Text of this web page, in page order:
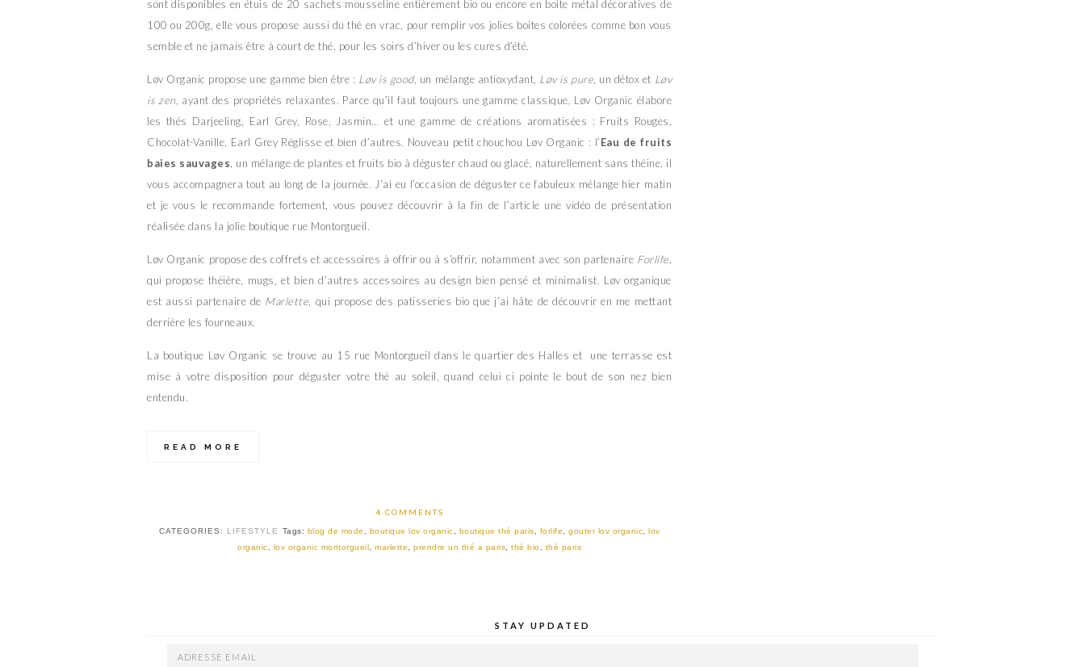
sont disponibles en étuis de 20 sachets mousseline entièrement bio ou encore en boite métal décoratives de
100 ou 200g, elle vous propose aussi du thé en vrac, pour remplir vos jolies boites colorées comme bon vous
semble et ne jamais être à court de thé, pour les soirs d’hiver ou les cures d’été.
Løv Organic propose une gamme bien être : Løv is good, un mélange antioxydant, Løv is pure , un détox et Løv
is zen, ayant des propriétés relaxantes. Parce qu’il faut toujours une gamme classique, Løv Organic élabore
les thés Darjeeling, Earl Grey, Rose, Jasmin… et une gamme de créations aromatisées : Fruits Rouges,
Chocolat-Vanille, Earl Grey Réglisse et bien d’autres. Nouveau petit chouchou Løv Organic : l’Eau de fruits
baies sauvages , un mélange de plantes et fruits bio à déguster chaud ou glacé, naturellement sans théine, il
vous accompagnera tout au long de la journée. J’ai eu l’occasion de déguster ce fabuleux mélange hier matin
et je vous le recommande fortement, vous pouvez découvrir à la fin de l’article une vidéo de présentation
réalisée dans la jolie boutique rue Montorgueil.
Løv Organic propose des coffrets et accessoires à offrir ou à s’offrir, notamment avec son partenaire Forlife
qui propose théière, mugs, et bien d’autres accessoires au design bien pensé et minimalist. Løv organique
est aussi partenaire de Marlette , qui propose des patisseries bio que j’ai hâte de découvrir en me mettant
derrière les fourneaux.
La boutique Løv Organic se trouve au 15 rue Montorgueil dans le quartier des Halles et une terrasse est
mise à votre disposition pour déguster votre thé au soleil, quand celui ci pointe le bout de son nez bien
entendu.
READ MORE
4 COMMENTS
CATEGORIES: LIFESTYLE Tags: blog de mode boutique lov organic boutique thé paris forlife gouter lov organic
lov
organic
lov organic montorgueil marlette prendre un thé a paris thé bio thé paris
STAY UPDATED
ADRESSE